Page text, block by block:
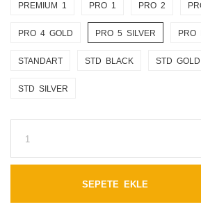
PREMIUM 1 PRO 1 PRO 2
PRO 4 GOLD PRO 5 SILVER PRO
STANDART STD BLACK STD GOLD
STD SILVER
SEPETE EKLE